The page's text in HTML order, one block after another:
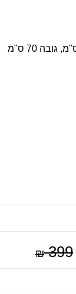
399
₪